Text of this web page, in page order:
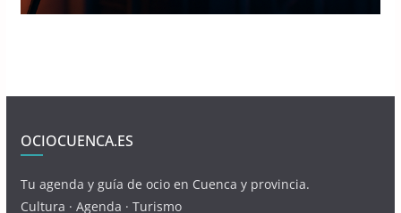
OCIOCUENCA.ES
Tu agenda y guía de ocio en Cuenca y provincia.
Cultura · Agenda · Turismo